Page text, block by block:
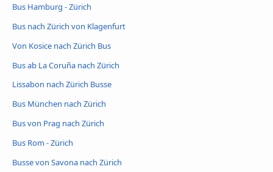
Bus Hamburg - Zürich
Bus nach Zürich von Klagenfurt
Von Kosice nach Zürich Bus
Bus ab La Coruña nach Zürich
Lissabon nach Zürich Busse
Bus München nach Zürich
Bus von Prag nach Zürich
Bus Rom - Zürich
Busse von Savona nach Zürich